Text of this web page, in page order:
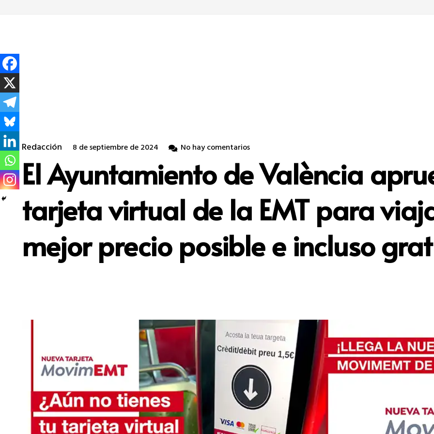
Redacción 8 de septiembre de 2024 No hay comentarios
El Ayuntamiento de València
tarjeta virtual de la EMT para
mejor precio posible e incluso